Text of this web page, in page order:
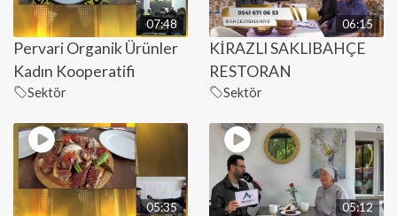
07:48
Pervari Organik Ürünler
Kadın Kooperatifi
Sektör
06:15
KİRAZLI SAKLIBAHÇE
RESTORAN
Sektör
05:35 05:12